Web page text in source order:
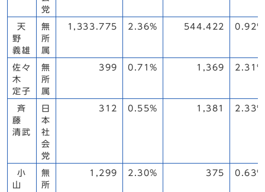
党
天
野
義雄
無
所
属
1,333.775 2.36% 544.422 0.92%
佐々
木
定子
無
所
属
399 0.71% 1,369 2.31%
斉
藤
清武
日
本
社
会
党
312 0.55% 1,381 2.33%
小
山
無
所
1,299 2.30% 375 0.63%